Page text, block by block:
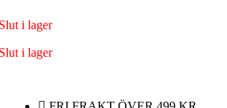
i lager
i lager